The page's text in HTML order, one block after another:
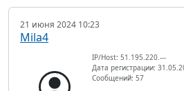
21 июня 2024 10:23
Mila4
IP/Host: 51.195.220.---
Дата регистрации:
Сообщений: 57